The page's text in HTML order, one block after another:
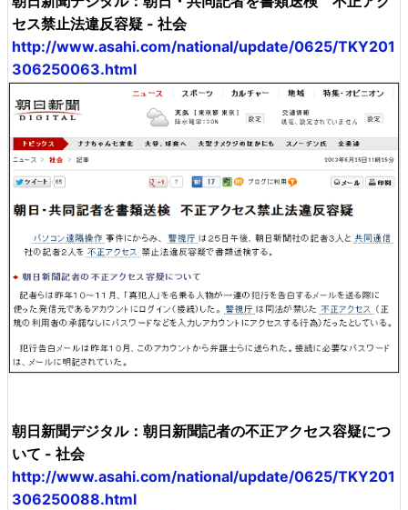
セス禁止法違反容疑 - 社会
http://www.asahi.com/national/update/0625/TKY201
306250063.html
朝日新聞デジタル：朝日新聞記者の不正アクセス容疑につ
いて - 社会
http://www.asahi.com/national/update/0625/TKY201
306250088.html